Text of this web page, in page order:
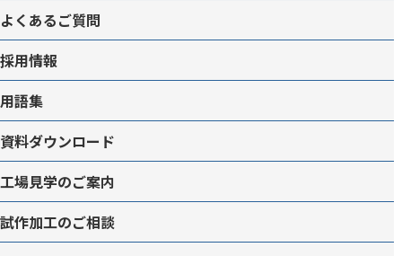
よくあるご質問
採用情報
用語集
資料ダウンロード
工場見学のご案内
試作加工のご相談